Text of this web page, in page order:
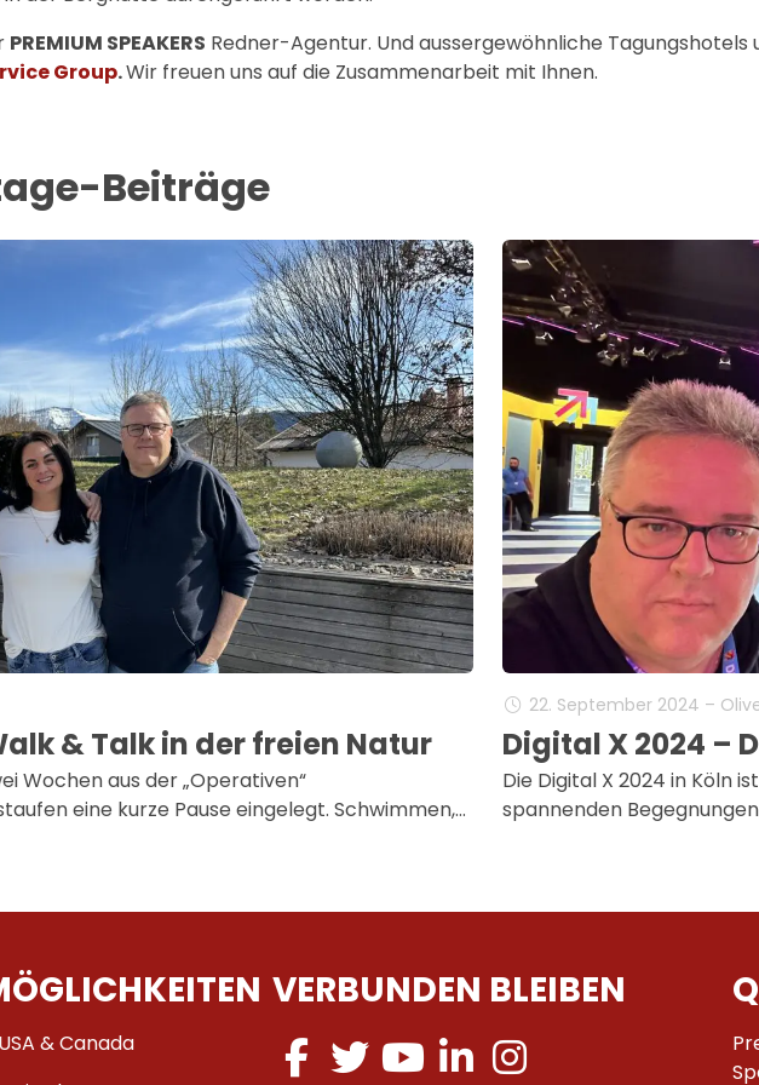
PREMIUM SPEAKERS Redner-Agentur. Und aussergewöhnliche Tagungshotels
Group.Wir freuen uns auf die Zusammenarbeit mit Ihnen.
Beiträge
& Talk in der freien Natur
Wochen aus der „Operativen“
eine kurze Pause eingelegt. Schwimmen,…
22. September 2024 –
Digital X 2024 –
Die Digital X 2024 in Köln
spannenden
& Canada
VERBUNDEN BLEIBEN